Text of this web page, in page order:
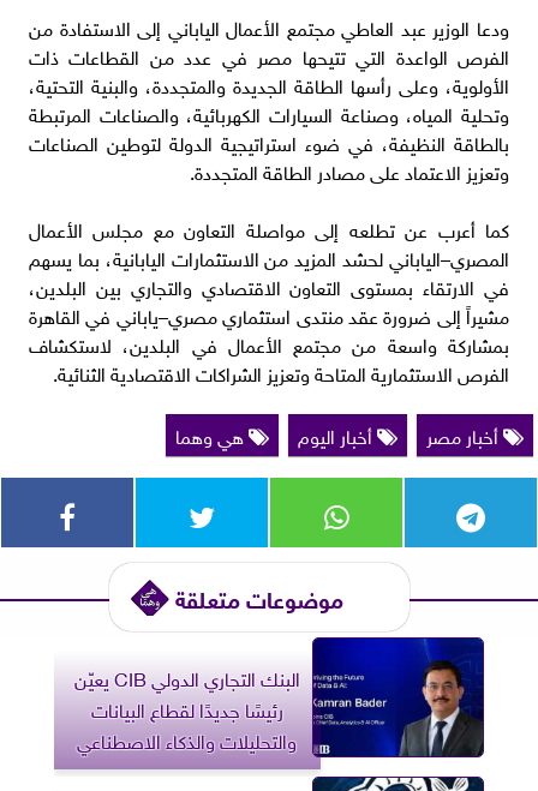
ودعا الوزير عبد العاطي مجتمع الأعمال الياباني إلى الاستفادة من
الفرص الواعدة التي تتيحها مصر في عدد من القطاعات ذات
الأولوية، وعلى رأسها الطاقة الجديدة والمتجددة، والبنية التحتية،
وتحلية المياه، وصناعة السيارات الكهربائية، والصناعات المرتبطة
بالطاقة النظيفة، في ضوء استراتيجية الدولة لتوطين الصناعات
وتعزيز الاعتماد على مصادر الطاقة المتجددة.
كما أعرب عن تطلعه إلى مواصلة التعاون مع مجلس الأعمال
المصري–الياباني لحشد المزيد من الاستثمارات اليابانية، بما يسهم
في الارتقاء بمستوى التعاون الاقتصادي والتجاري بين البلدين،
مشيراً إلى ضرورة عقد منتدى استثماري مصري–ياباني في القاهرة
بمشاركة واسعة من مجتمع الأعمال في البلدين، لاستكشاف
الفرص الاستثمارية المتاحة وتعزيز الشراكات الاقتصادية الثنائية.
أخبار مصر
أخبار اليوم هي وهما
موضوعات متعلقة
البنك التجاري الدولي CIB يعيّن
رئيسًا جديدًا لقطاع البيانات
والتحليلات والذكاء الاصطناعي